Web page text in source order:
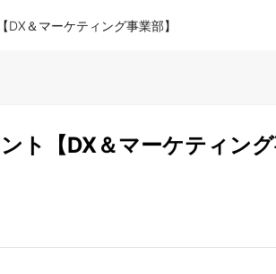
DX＆マーケティング事業部】
ト【DX＆マーケティング